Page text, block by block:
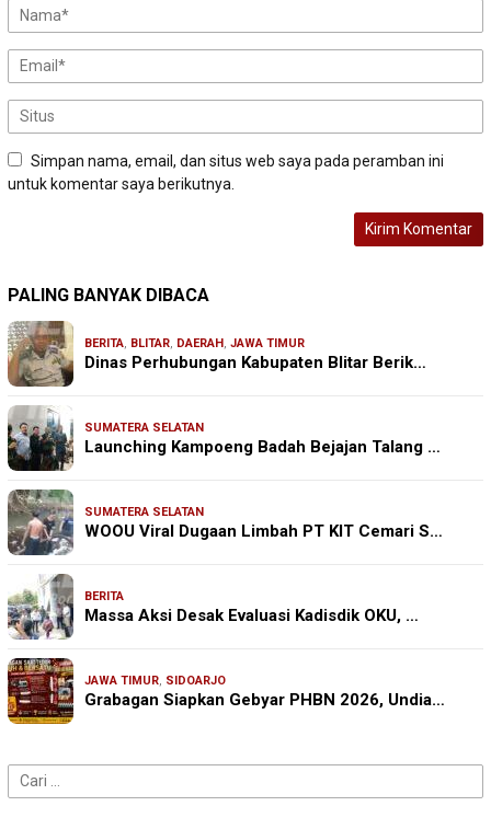
Simpan nama, email, dan situs web saya pada peramban ini
untuk komentar saya berikutnya.
PALING BANYAK DIBACA
BERITA, BLITAR, DAERAH, JAWA TIMUR
Dinas Perhubungan Kabupaten Blitar Berik…
SUMATERA SELATAN
Launching Kampoeng Badah Bejajan Talang …
SUMATERA SELATAN
WOOU Viral Dugaan Limbah PT KIT Cemari S…
BERITA
Massa Aksi Desak Evaluasi Kadisdik OKU, …
JAWA TIMUR, SIDOARJO
Grabagan Siapkan Gebyar PHBN 2026, Undia…
Cari
untuk: